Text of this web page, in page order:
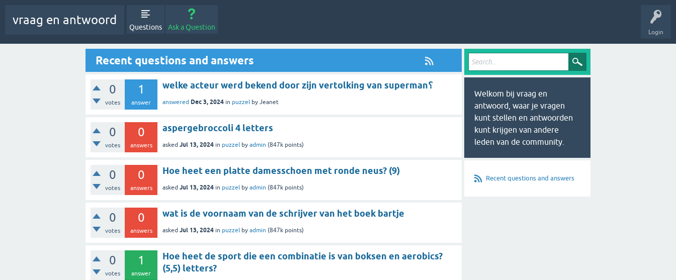
Login
vraag en antwoord
Questions Ask a Question
Recent questions and answers
0
votes
1
answer
welke acteur werd bekend door zijn vertolking van superman؟
answered Dec 3, 2024 in puzzel by Jeanet
0
votes
0
answers
aspergebroccoli 4 letters
asked Jul 13, 2024 in puzzel by admin (847k points)
0
votes
0
answers
Hoe heet een platte damesschoen met ronde neus? (9)
asked Jul 13, 2024 in puzzel by admin (847k points)
0
votes
0
answers
wat is de voornaam van de schrijver van het boek bartje
asked Jul 13, 2024 in puzzel by admin (847k points)
0
votes
1
answer
Hoe heet de sport die een combinatie is van boksen en aerobics?
(5,5) letters?
Welkom bij vraag en
antwoord, waar je vragen
kunt stellen en antwoorden
kunt krijgen van andere
leden van de community.
Recent questions and answers